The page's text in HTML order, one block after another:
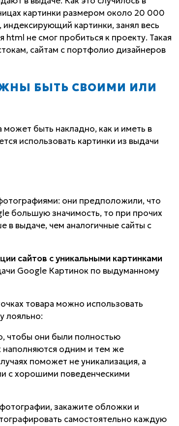
картинки размером около 20 000
индексирующий картинки, занял весь
html не смог пробиться к проекту. Такая
сайтам с портфолио дизайнеров
БЫТЬ СВОИМИ ИЛИ
быть накладно, как и иметь в
использовать картинки из выдачи
они предположили, что
большую значимость, то при прочих
в выдаче, чем аналогичные сайты с
сайтов с уникальными картинками
Google Картинок по выдуманному
товара можно использовать
лояльно:
чтобы они были полностью
наполняются одним и тем же
поможет не уникализация, а
с хорошими поведенческими
закажите обложки и
самостоятельно каждую